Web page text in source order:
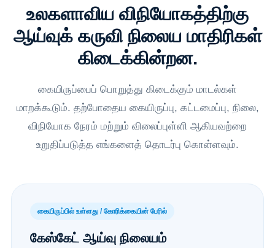
உலகளாவிய விநியோகத்திற்கு
ஆய்வுக் கருவி நிலைய மாதிரிகள்
கிடைக்கின்றன.
கையிருப்பைப் பொறுத்து கிடைக்கும் மாடல்கள்
மாறக்கூடும். தற்போதைய கையிருப்பு, கட்டமைப்பு, நிலை,
விநியோக நேரம் மற்றும் விலைப்புள்ளி ஆகியவற்றை
உறுதிப்படுத்த எங்களைத் தொடர்பு கொள்ளவும்.
கையிருப்பில் உள்ளது / கோரிக்கையின் பேரில்
கேஸ்கேட் ஆய்வு நிலையம்